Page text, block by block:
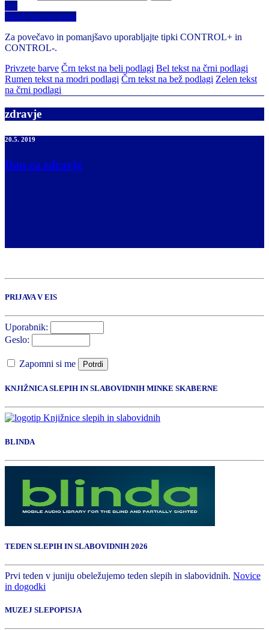
A+
Izberi barvno temo
Za povečavo in pomanjšavo uporabljajte tipki CONTROL+ in
CONTROL-.
Privzete barve Črn tekst na beli podlagi Bel tekst na črni podlagi
Rumen tekst na modri podlagi Črn tekst na bež podlagi Zelen tekst
na črni podlagi
zdravje
20.5. 2019
Dan za zdravje
PRIJAVA V EIS
Uporabnik:
Geslo:
Zapomni si me Potrdi
KNJIŽNICA SLEPIH IN SLABOVIDNIH MINKE SKABERNE
BLINDA
TEDEN SLEPIH IN SLABOVIDNIH 2026
Prvi teden v juniju obeležujemo teden slepih in slabovidnih. Novice
in dogodki
MUZEJ SLEPOPISJA